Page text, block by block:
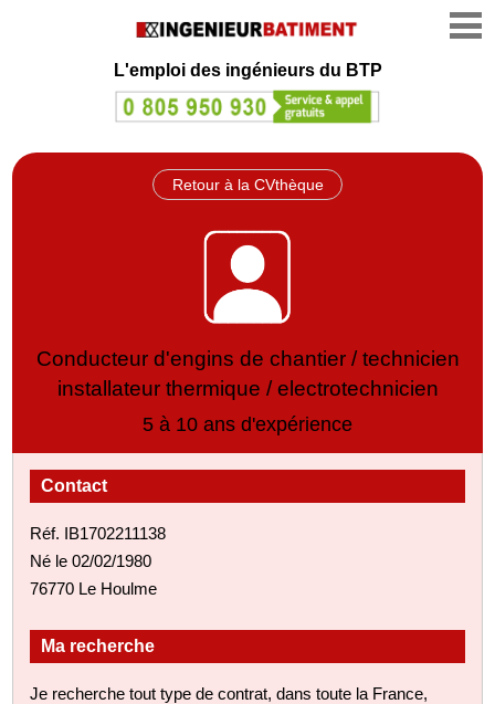
L'emploi des ingénieurs du BTP
Retour à la CVthèque
Conducteur d'engins de chantier / technicien
installateur thermique / electrotechnicien
5 à 10 ans d'expérience
Contact
Réf. IB1702211138
Né le 02/02/1980
76770 Le Houlme
Ma recherche
Je recherche tout type de contrat, dans toute la France,